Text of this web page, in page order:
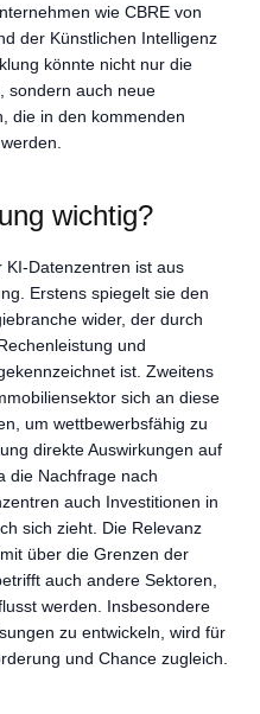
wie CBRE von
der Künstlichen Intelligenz
könnte nicht nur die
sondern auch neue
die in den kommenden
wichtig?
KI-Datenzentren ist aus
Erstens spiegelt sie den
wider, der durch
und
ist. Zweitens
sich an diese
um wettbewerbsfähig zu
direkte Auswirkungen auf
die Nachfrage nach
auch Investitionen in
sich zieht. Die Relevanz
über die Grenzen der
auch andere Sektoren,
werden. Insbesondere
zu entwickeln, wird für
und Chance zugleich.